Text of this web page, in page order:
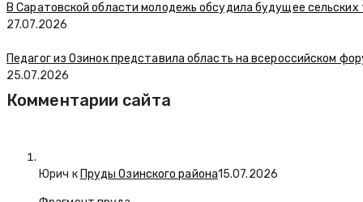
В Саратовской области молодежь обсудила будущее сельских
27.07.2026
Педагог из Озинок представила область на всероссийском
25.07.2026
Комментарии сайта
Юрич к Пруды Озинского района15.07.2026